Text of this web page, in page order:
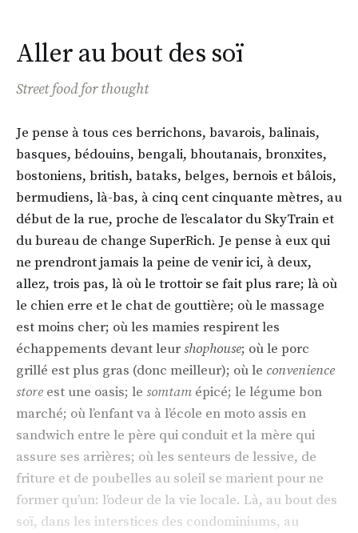
Aller au bout des soï
Street food for thought
Je pense à tous ces berrichons, bavarois, balinais,
basques, bédouins, bengali, bhoutanais, bronxites,
bostoniens, british, bataks, belges, bernois et bâlois,
bermudiens, là-bas, à cinq cent cinquante mètres, au
début de la rue, proche de l’escalator du SkyTrain et
du bureau de change SuperRich. Je pense à eux qui
ne prendront jamais la peine de venir ici, à deux,
allez, trois pas, là où le trottoir se fait plus rare; là où
le chien erre et le chat de gouttière; où le massage
est moins cher; où les mamies respirent les
échappements devant leurshophouse; où le porc
grillé est plus gras (donc meilleur); où le convenience
store est une oasis; le somtam épicé; le légume bon
marché; où l’enfant va à l’école en moto assis en
sandwich entre le père qui conduit et la mère qui
assure ses arrières; où les senteurs de lessive, de
friture et de poubelles au soleil se marient pour ne
former qu’un: l’odeur de la vie locale. Là, au bout des
soï, dans les interstices des condominiums, au